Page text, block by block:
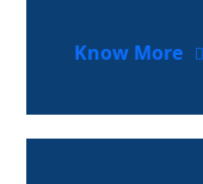
Know More